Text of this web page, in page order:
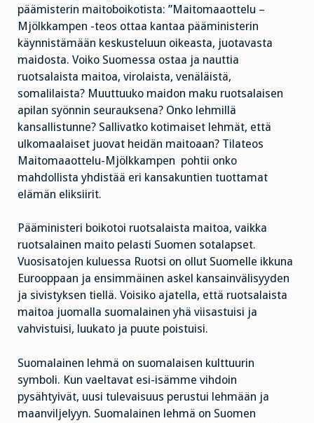
päämisterin maitoboikotista: ”Maitomaaottelu –
Mjölkkampen -teos ottaa kantaa pääministerin
käynnistämään keskusteluun oikeasta, juotavasta
maidosta. Voiko Suomessa ostaa ja nauttia
ruotsalaista maitoa, virolaista, venäläistä,
somalilaista? Muuttuuko maidon maku ruotsalaisen
apilan syönnin seurauksena? Onko lehmillä
kansallistunne? Sallivatko kotimaiset lehmät, että
ulkomaalaiset juovat heidän maitoaan? Tilateos
Maitomaaottelu-Mjölkkampen pohtii onko
mahdollista yhdistää eri kansakuntien tuottamat
elämän eliksiirit.
Pääministeri boikotoi ruotsalaista maitoa, vaikka
ruotsalainen maito pelasti Suomen sotalapset.
Vuosisatojen kuluessa Ruotsi on ollut Suomelle ikkuna
Eurooppaan ja ensimmäinen askel kansainvälisyyden
ja sivistyksen tiellä. Voisiko ajatella, että ruotsalaista
maitoa juomalla suomalainen yhä viisastuisi ja
vahvistuisi, luukato ja puute poistuisi.
Suomalainen lehmä on suomalaisen kulttuurin
symboli. Kun vaeltavat esi-isämme vihdoin
pysähtyivät, uusi tulevaisuus perustui lehmään ja
maanviljelyyn. Suomalainen lehmä on Suomen